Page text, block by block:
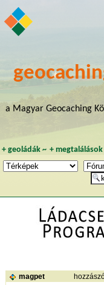
a Magyar Geocaching
+ geoládák~ +megtalálások
magpet